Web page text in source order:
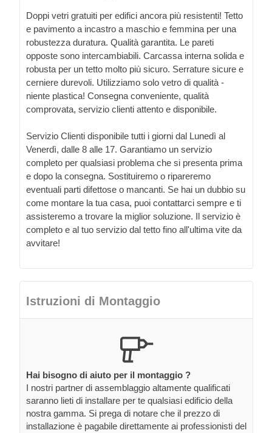
Doppi vetri gratuiti per edifici ancora più resistenti! Tetto
e pavimento a incastro a maschio e femmina per una
robustezza duratura. Qualità garantita. Le pareti
opposte sono intercambiabili. Carcassa interna solida e
robusta per un tetto molto più sicuro. Serrature sicure e
cerniere durevoli. Utilizziamo solo vetro di qualità -
niente plastica! Consegna conveniente, qualità
comprovata, servizio clienti attento e disponibile.
Servizio Clienti disponibile tutti i giorni dal Lunedì al
Venerdì, dalle 8 alle 17. Garantiamo un servizio
completo per qualsiasi problema che si presenta prima
e dopo la consegna. Sostituiremo o ripareremo
eventuali parti difettose o mancanti. Se hai un dubbio su
come montare la tua casa, puoi contattarci sempre e ti
assisteremo a trovare la miglior soluzione. Il servizio è
completo e al tuo servizio dal tetto fino all'ultima vite da
avvitare!
Istruzioni di Montaggio
Hai bisogno di aiuto per il montaggio ?
I nostri partner di assemblaggio altamente qualificati
saranno lieti di installare per te qualsiasi edificio della
nostra gamma. Si prega di notare che il prezzo di
installazione è pagabile direttamente ai professionisti del